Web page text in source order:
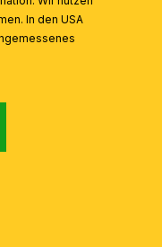
In den USA